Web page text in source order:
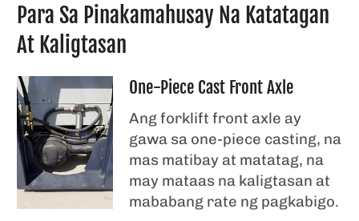
Para Sa Pinakamahusay Na Katatagan
At Kaligtasan
One-Piece Cast Front Axle
Ang forklift front axle ay
gawa sa one-piece casting, na
mas matibay at matatag, na
may mataas na kaligtasan at
mababang rate ng pagkabigo.